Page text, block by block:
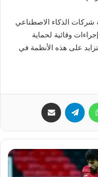
الذكاء الاصطناعي
وقائية لحماية
على هذه الأنظمة في
واتساب تيلقرام